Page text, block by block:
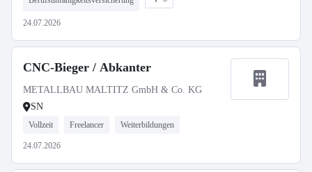
24.07.2026
CNC-Bieger / Abkanter
METALLBAU MALTITZ GmbH & Co. KG
SN
Vollzeit Freelancer Weiterbildungen
24.07.2026